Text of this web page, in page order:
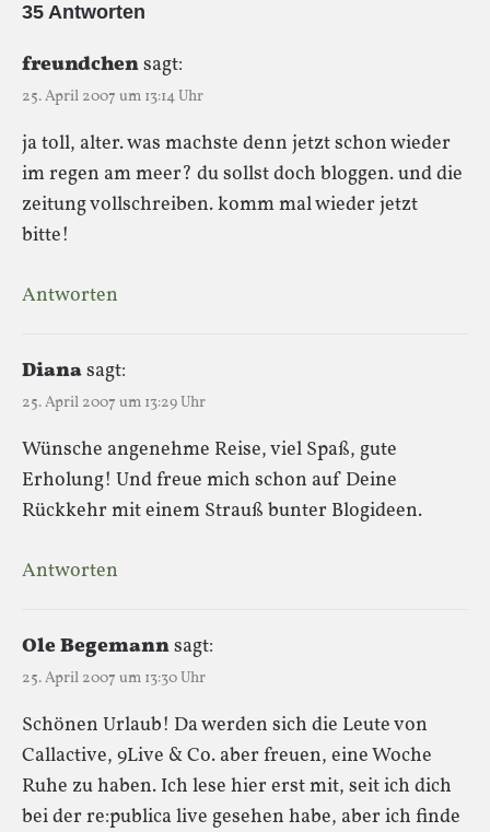
35 Antworten
freundchensagt:
25. April 2007 um 13:14 Uhr
ja toll, alter. was machste denn jetzt schon wieder
im regen am meer? du sollst doch bloggen. und die
zeitung vollschreiben. komm mal wieder jetzt
bitte!
Antworten
Dianasagt:
25. April 2007 um 13:29 Uhr
Wünsche angenehme Reise, viel Spaß, gute
Erholung! Und freue mich schon auf Deine
Rückkehr mit einem Strauß bunter Blogideen.
Antworten
Ole Begemannsagt:
25. April 2007 um 13:30 Uhr
Schönen Urlaub! Da werden sich die Leute von
Callactive, 9Live & Co. aber freuen, eine Woche
Ruhe zu haben. Ich lese hier erst mit, seit ich dich
bei der re:publica live gesehen habe, aber ich finde